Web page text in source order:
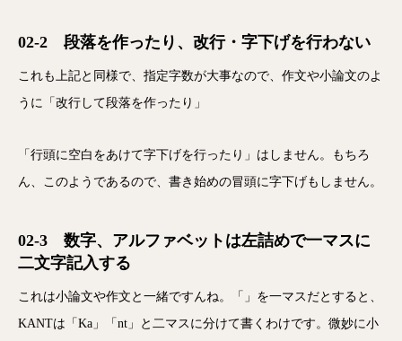
02-2 段落を作ったり、改行・字下げを行わない
これも上記と同様で、指定字数が大事なので、作文や小論文のよ
うに「改行して段落を作ったり」
「行頭に空白をあけて字下げを行ったり」はしません。もちろ
ん、このようであるので、書き始めの冒頭に字下げもしません。
02-3 数字、アルファベットは左詰めで一マスに
二文字記入する
これは小論文や作文と一緒ですんね。「」を一マスだとすると、
KANTは「Ka」「nt」と二マスに分けて書くわけです。微妙に小